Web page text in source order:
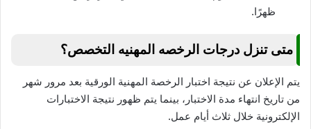
ظهرًا.
متى تنزل درجات الرخصه المهنيه التخصص؟
يتم الإعلان عن نتيجة اختبار الرخصة المهنية الورقية بعد مرور شهر
من تاريخ انتهاء مدة الاختبار، بينما يتم ظهور نتيجة الاختبارات
الإلكترونية خلال ثلاث أيام عمل.